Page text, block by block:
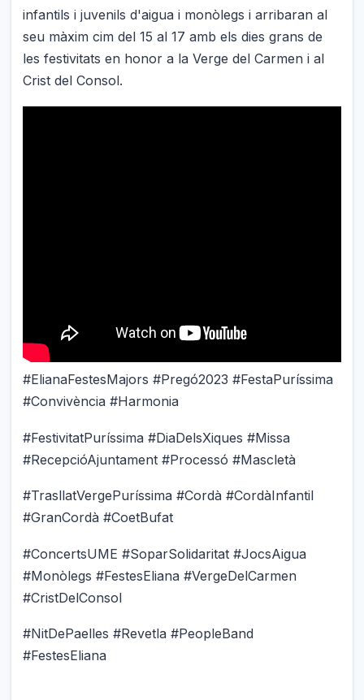
infantils i juvenils d'aigua i monòlegs i arribaran al
seu màxim cim del 15 al 17 amb els dies grans de
les festivitats en honor a la Verge del Carmen i al
Crist del Consol.
#ElianaFestesMajors #Pregó2023 #FestaPuríssima
#Convivència #Harmonia
#FestivitatPuríssima #DiaDelsXiques #Missa
#RecepcióAjuntament #Processó #Mascletà
#TrasllatVergePuríssima #Cordà #CordàInfantil
#GranCordà #CoetBufat
#ConcertsUME #SoparSolidaritat #JocsAigua
#Monòlegs #FestesEliana #VergeDelCarmen
#CristDelConsol
#NitDePaelles #Revetla #PeopleBand
#FestesEliana